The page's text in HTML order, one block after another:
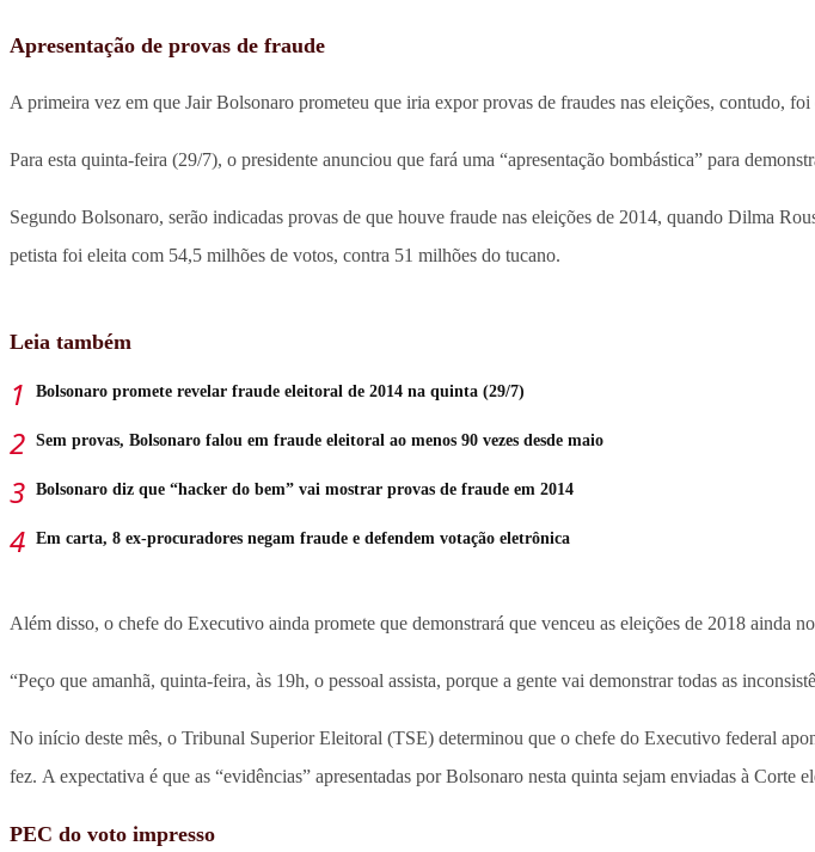
Apresentação de provas de fraude
A primeira vez em que Jair Bolsonaro prometeu que iria expor provas de fraudes nas eleições, contudo,
Para esta quinta-feira (29/7), o presidente anunciou que fará uma “apresentação bombástica” para
Segundo Bolsonaro, serão indicadas provas de que houve fraude nas eleições de 2014, quando Dilma
petista foi eleita com 54,5 milhões de votos, contra 51 milhões do tucano.
Leia também
Bolsonaro promete revelar fraude eleitoral de 2014 na quinta (29/7)
Sem provas, Bolsonaro falou em fraude eleitoral ao menos 90 vezes desde maio
Bolsonaro diz que “hacker do bem” vai mostrar provas de fraude em 2014
Em carta, 8 ex-procuradores negam fraude e defendem votação eletrônica
Além disso, o chefe do Executivo ainda promete que demonstrará que venceu as eleições de 2018 ainda
“Peço que amanhã, quinta-feira, às 19h, o pessoal assista, porque a gente vai demonstrar todas as
No início deste mês, o Tribunal Superior Eleitoral (TSE) determinou que o chefe do Executivo federal
fez. A expectativa é que as “evidências” apresentadas por Bolsonaro nesta quinta sejam enviadas à Corte
PEC do voto impresso